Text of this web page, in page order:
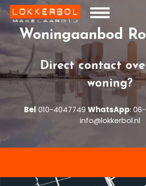
Woningaanbod
Direct contact
woning?
Bel 010-4047749 WhatsApp: 06-
info@lokkerbol.nl